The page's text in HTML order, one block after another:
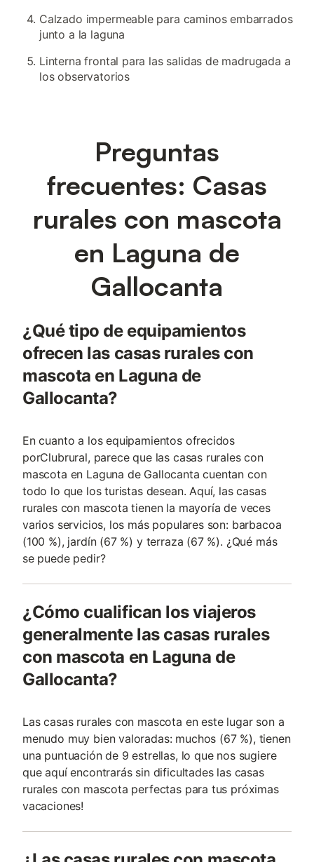
Calzado impermeable para caminos embarrados
junto a la laguna
Linterna frontal para las salidas de madrugada a
los observatorios
Preguntas
frecuentes: Casas
rurales con mascota
en Laguna de
Gallocanta
¿Qué tipo de equipamientos
ofrecen las casas rurales con
mascota en Laguna de
Gallocanta?
En cuanto a los equipamientos ofrecidos
porClubrural, parece que las casas rurales con
mascota en Laguna de Gallocanta cuentan con
todo lo que los turistas desean. Aquí, las casas
rurales con mascota tienen la mayoría de veces
varios servicios, los más populares son: barbacoa
(100 %), jardín (67 %) y terraza (67 %). ¿Qué más
se puede pedir?
¿Cómo cualifican los viajeros
generalmente las casas rurales
con mascota en Laguna de
Gallocanta?
Las casas rurales con mascota en este lugar son a
menudo muy bien valoradas: muchos (67 %), tienen
una puntuación de 9 estrellas, lo que nos sugiere
que aquí encontrarás sin dificultades las casas
rurales con mascota perfectas para tus próximas
vacaciones!